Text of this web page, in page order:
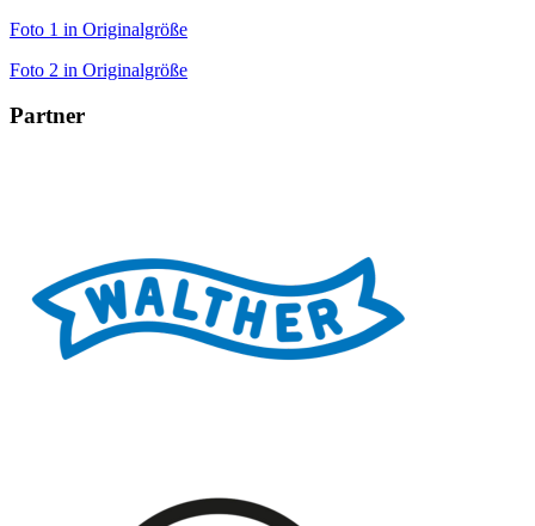
Foto 1 in Originalgröße
Foto 2 in Originalgröße
Partner